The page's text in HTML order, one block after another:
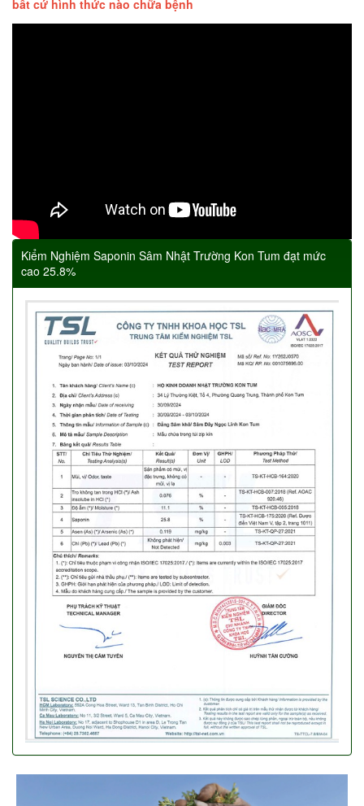
bất cứ hình thức nào chữa bệnh
Kiểm Nghiệm Saponin Sâm Nhật Trường Kon Tum đạt mức
cao 25.8%